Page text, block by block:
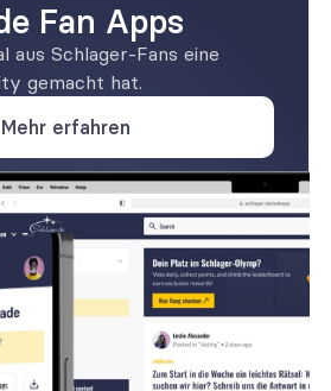
Fan Apps
aus Schlager-Fans eine
gemacht hat.
Mehr erfahren